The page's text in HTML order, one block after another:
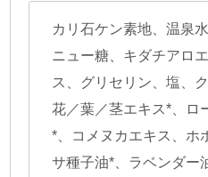
カリ石ケン素地、温泉
ニュー糖、キダチアロ
ス、グリセリン、塩、
花／葉／茎エキス*、ロ
*、コメヌカエキス、ホ
サ種子油*、ラベンダー